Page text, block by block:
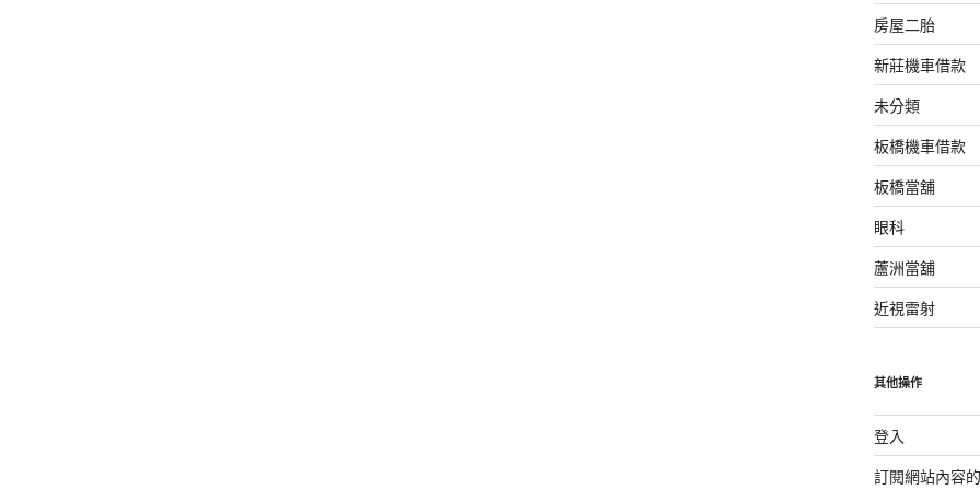
房屋二胎
新莊機車借款
未分類
板橋機車借款
板橋當舖
眼科
蘆洲當舖
近視雷射
其他操作
登入
訂閱網站內容